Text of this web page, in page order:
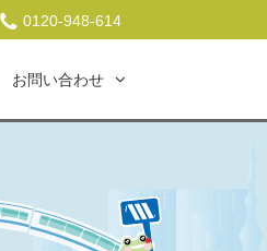
0120-948-614
お問い合わせ